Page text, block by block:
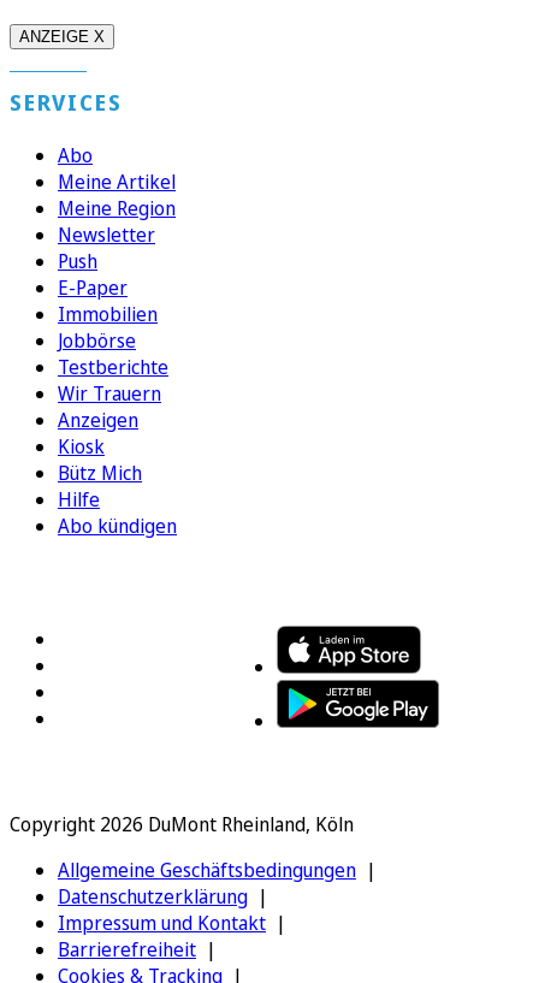
ANZEIGE X
SERVICES
Abo
Meine Artikel
Meine Region
Newsletter
Push
E-Paper
Immobilien
Jobbörse
Testberichte
Wir Trauern
Anzeigen
Kiosk
Bütz Mich
Hilfe
Abo kündigen
Copyright 2026 DuMont Rheinland, Köln
Allgemeine Geschäftsbedingungen
Datenschutzerklärung
Impressum und Kontakt
Barrierefreiheit
Cookies & Tracking